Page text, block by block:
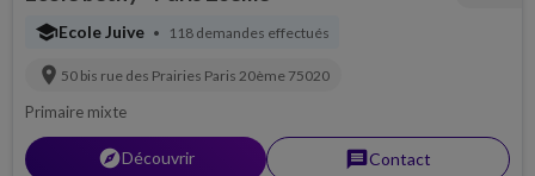
schoolEcole Juive • 118 demandes effectués
location_on 50 bis rue des Prairies Paris 20ème 75020
Primaire mixte
explorerDécouvrir messageContact